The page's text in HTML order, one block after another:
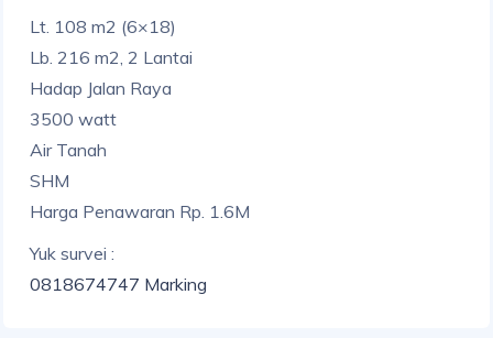
Lt. 108 m2 (6×18)
Lb. 216 m2, 2 Lantai
Hadap Jalan Raya
3500 watt
Air Tanah
SHM
Harga Penawaran Rp. 1.6M
Yuk survei :
0818674747 Marking